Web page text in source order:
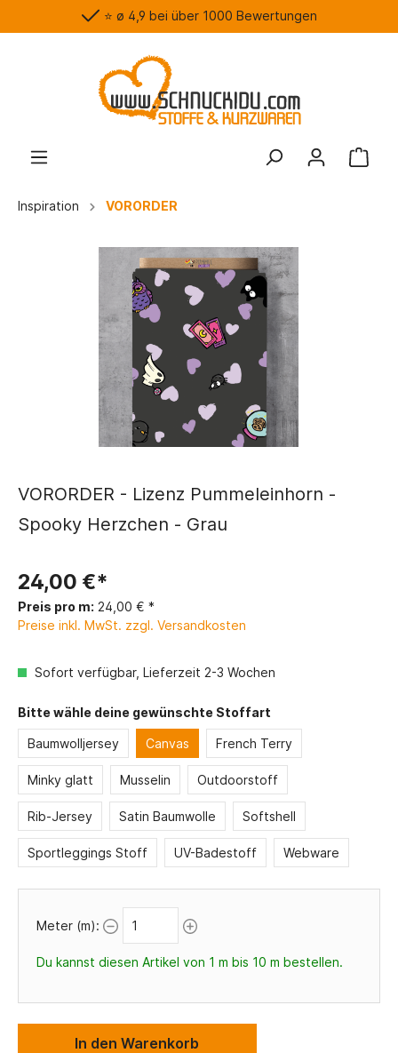
⭐️ ø 4,9 bei über 1000 Bewertungen
Inspiration VORORDER
VORORDER - Lizenz Pummeleinhorn -
Spooky Herzchen - Grau
24,00 €*
Preis pro m: 24,00 € *
Preise inkl. MwSt. zzgl. Versandkosten
Sofort verfügbar, Lieferzeit 2-3 Wochen
Bitte wähle deine gewünschte Stoffart
Baumwolljersey Canvas French Terry
Minky glatt Musselin Outdoorstoff
Rib-Jersey Satin Baumwolle Softshell
Sportleggings Stoff UV-Badestoff Webware
Meter (m):
Du kannst diesen Artikel von 1 m bis 10 m bestellen.
In den Warenkorb